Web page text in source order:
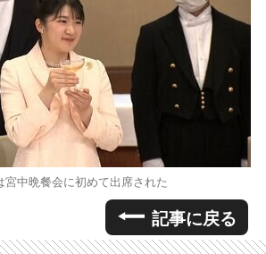
宮中晩餐会に初めて出席された
記事に戻る